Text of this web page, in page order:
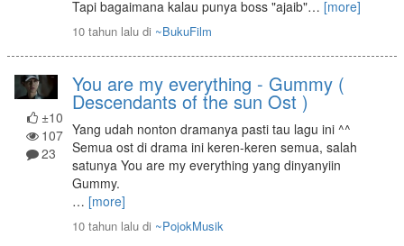
Tapi bagaimana kalau punya boss "ajaib"… [more]
10 tahun laludi ~BukuFilm
±10
107
23
You are my everything - Gummy (
Descendants of the sun Ost )
Yang udah nonton dramanya pasti tau lagu ini ^^
Semua ost di drama ini keren-keren semua, salah
satunya You are my everything yang dinyanyiin
Gummy.
… [more]
10 tahun laludi ~PojokMusik